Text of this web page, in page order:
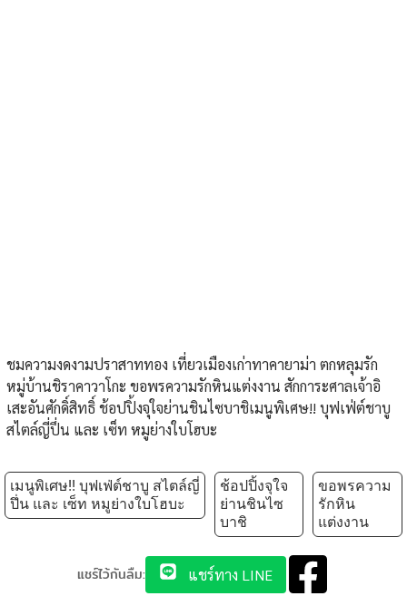
ชมความงดงามปราสาททอง เที่ยวเมืองเก่าทาคายาม่า ตกหลุมรัก
หมู่บ้านชิราคาวาโกะ ขอพรความรักหินแต่งงาน สักการะศาลเจ้าอิ
เสะอันศักดิ์สิทธิ์ ช้อปปิ้งจุใจย่านชินไซบาชิเมนูพิเศษ!! บุฟเฟ่ต์ชาบู
สไตล์ญี่ปึ่น และ เซ็ท หมูย่างใบโฮบะ
เมนูพิเศษ!! บุฟเฟ่ต์ชาบู สไตล์ญี่
ปึ่น และ เซ็ท หมูย่างใบโฮบะ
ช้อปปิ้งจุใจ
ย่านชินไซ
บาชิ
ขอพรความ
รักหิน
แต่งงาน
แชร์ไว้กันลืม: แชร์ทาง LINE